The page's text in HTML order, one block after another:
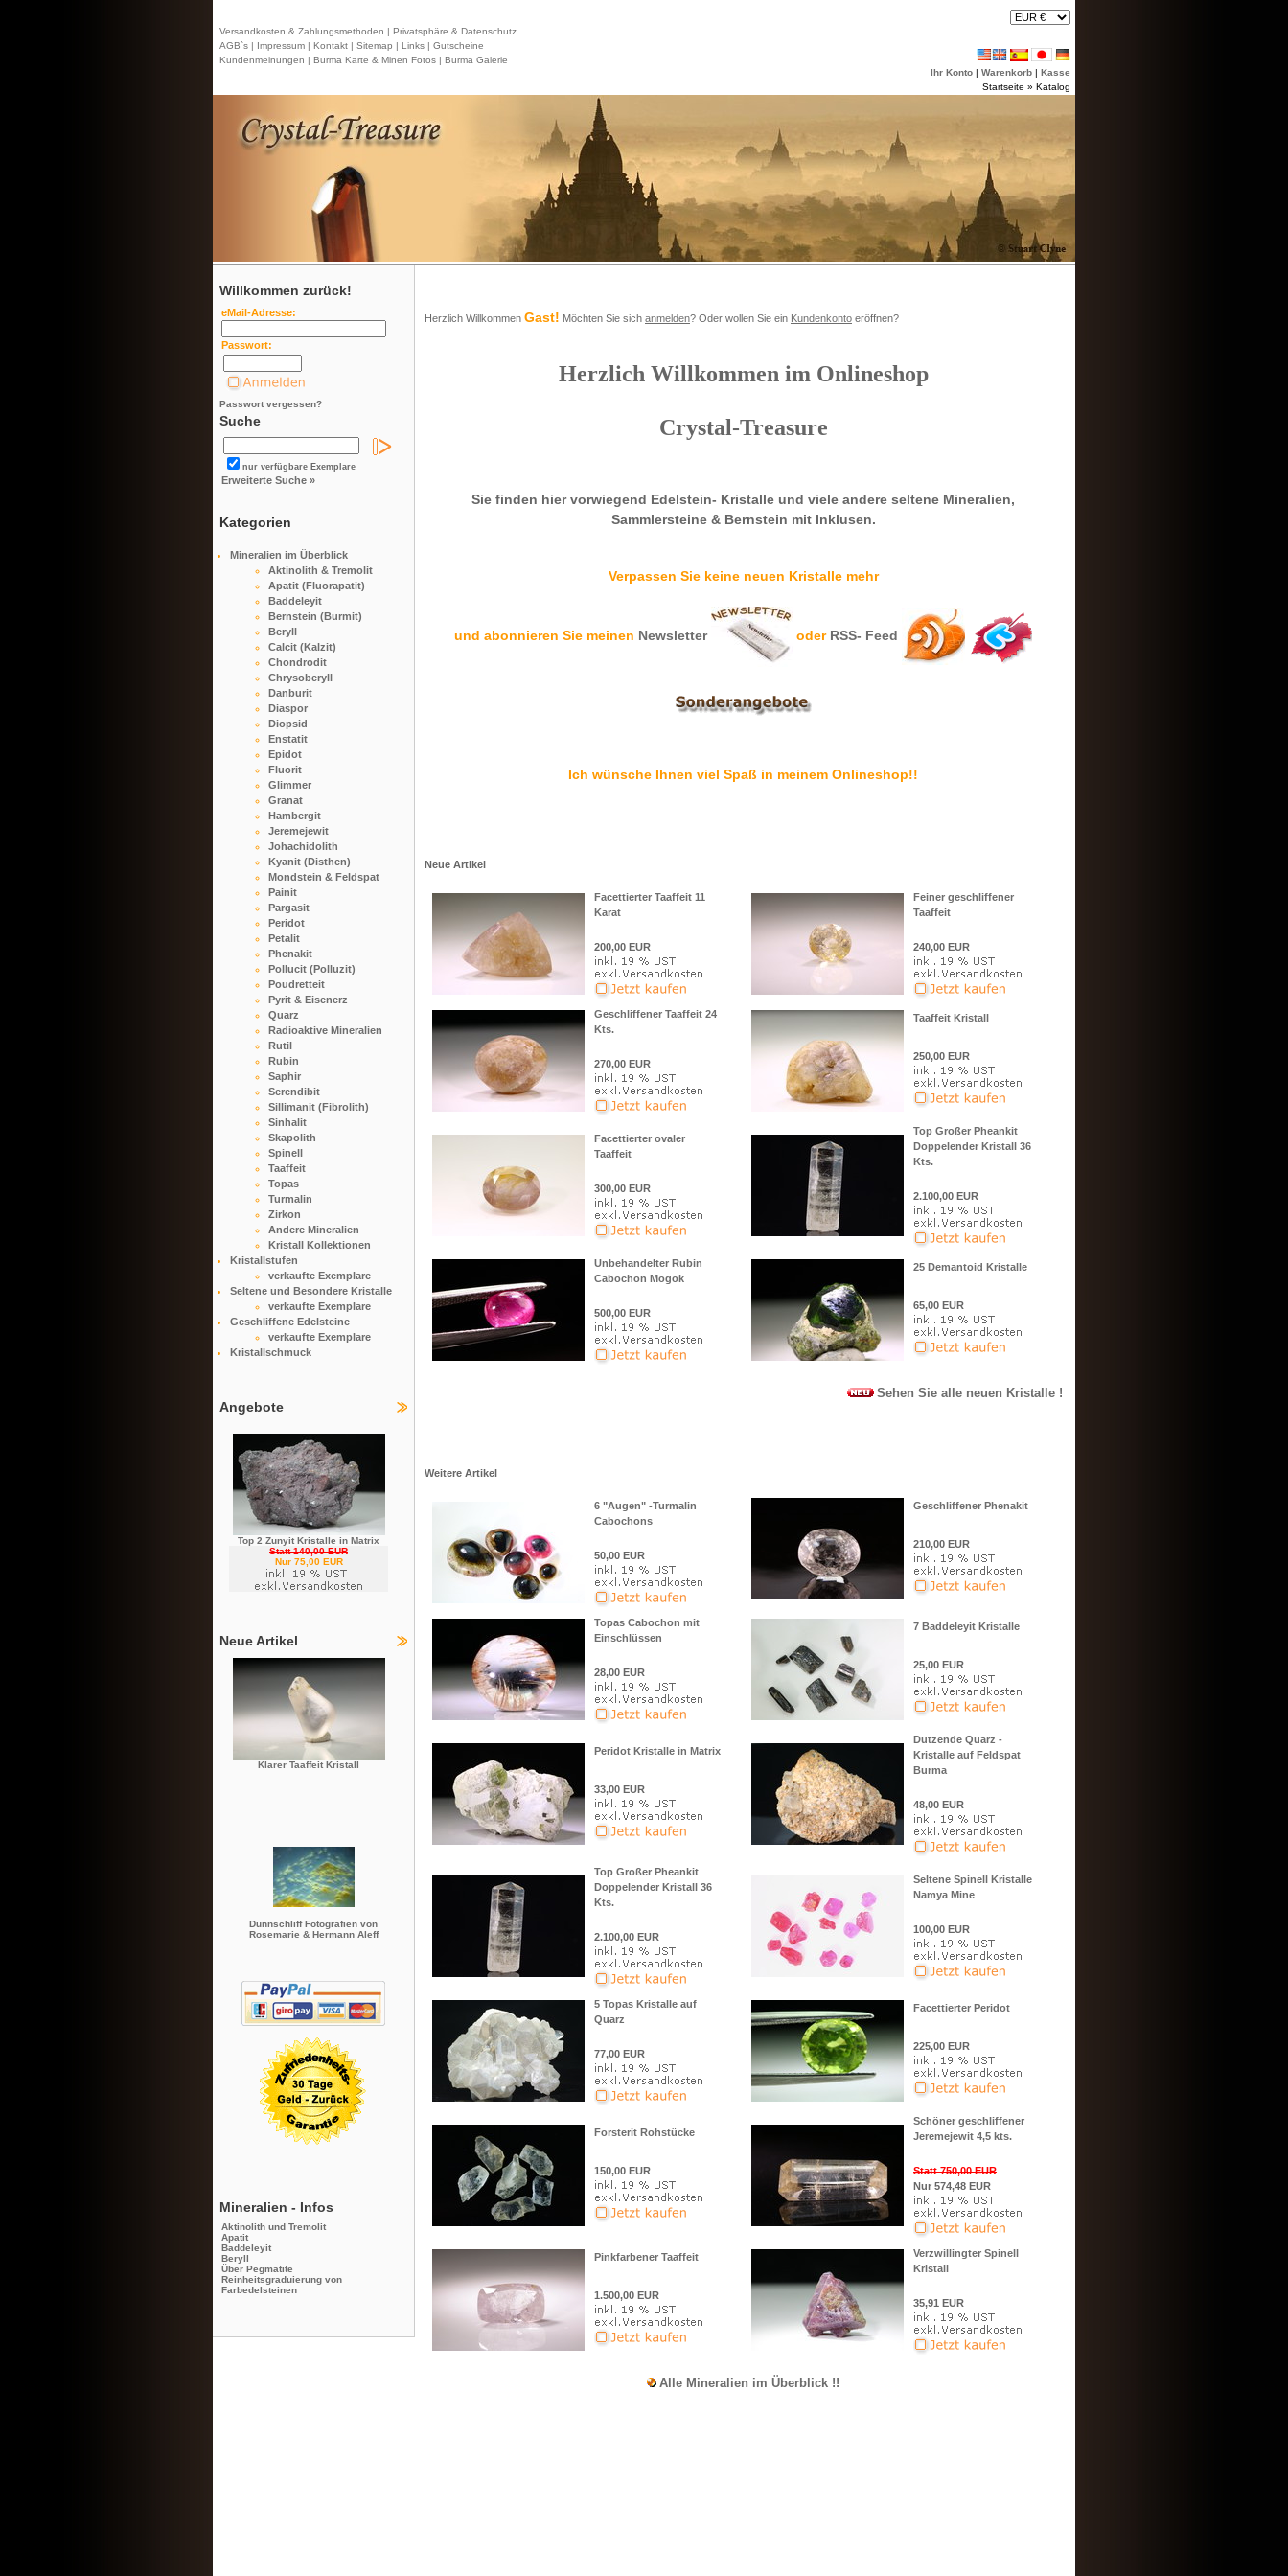
Versandkosten & Zahlungsmethoden | Privatsphäre & Datenschutz
AGB`s | Impressum | Kontakt | Sitemap | Links | Gutscheine
Kundenmeinungen | Burma Karte & Minen Fotos | Burma Galerie
Ihr Konto | Warenkorb | Kasse
Startseite » Katalog
Willkommen zurück!
eMail-Adresse:
Passwort:
Passwort vergessen?
Suche
nur verfügbare Exemplare
Erweiterte Suche »
Kategorien
Mineralien im Überblick
Aktinolith & Tremolit
Apatit (Fluorapatit)
Baddeleyit
Bernstein (Burmit)
Beryll
Calcit (Kalzit)
Chondrodit
Chrysoberyll
Danburit
Diaspor
Diopsid
Enstatit
Epidot
Fluorit
Glimmer
Granat
Hambergit
Jeremejewit
Johachidolith
Kyanit (Disthen)
Mondstein & Feldspat
Painit
Pargasit
Peridot
Petalit
Phenakit
Pollucit (Polluzit)
Poudretteit
Pyrit & Eisenerz
Quarz
Radioaktive Mineralien
Rutil
Rubin
Saphir
Serendibit
Sillimanit (Fibrolith)
Sinhalit
Skapolith
Spinell
Taaffeit
Topas
Turmalin
Zirkon
Andere Mineralien
Kristall Kollektionen
Kristallstufen
verkaufte Exemplare
Seltene und Besondere Kristalle
verkaufte Exemplare
Geschliffene Edelsteine
verkaufte Exemplare
Kristallschmuck
Angebote
Top 2 Zunyit Kristalle in Matrix
Statt 140,00 EUR
Nur 75,00 EUR
Neue Artikel
Klarer Taaffeit Kristall
Dünnschliff Fotografien von
Rosemarie & Hermann Aleff
Mineralien - Infos
Aktinolith und Tremolit
Apatit
Baddeleyit
Beryll
Über Pegmatite
Reinheitsgraduierung von
Farbedelsteinen
Herzlich Willkommen Gast! Möchten Sie sich anmelden? Oder wollen Sie ein Kundenkonto eröffnen?
Herzlich Willkommen im Onlineshop
Crystal-Treasure
Sie finden hier vorwiegend Edelstein- Kristalle und viele andere seltene Mineralien,
Sammlersteine & Bernstein mit Inklusen.
Verpassen Sie keine neuen Kristalle mehr
und abonnieren Sie meinen Newsletter oder RSS- Feed
Ich wünsche Ihnen viel Spaß in meinem Onlineshop!!
Neue Artikel
Facettierter Taaffeit 11
Karat
200,00 EUR
Feiner geschliffener
Taaffeit
240,00 EUR
Geschliffener Taaffeit 24
Kts.
270,00 EUR
Taaffeit Kristall
250,00 EUR
Facettierter ovaler
Taaffeit
300,00 EUR
Top Großer Pheankit
Doppelender Kristall 36
Kts.
2.100,00 EUR
Unbehandelter Rubin
Cabochon Mogok
500,00 EUR
25 Demantoid Kristalle
65,00 EUR
Sehen Sie alle neuen Kristalle !!
Weitere Artikel
6 "Augen" -Turmalin
Cabochons
50,00 EUR
Geschliffener Phenakit
210,00 EUR
Topas Cabochon mit
Einschlüssen
28,00 EUR
7 Baddeleyit Kristalle
25,00 EUR
Peridot Kristalle in Matrix
33,00 EUR
Dutzende Quarz -
Kristalle auf Feldspat
Burma
48,00 EUR
Top Großer Pheankit
Doppelender Kristall 36
Kts.
2.100,00 EUR
Seltene Spinell Kristalle
Namya Mine
100,00 EUR
5 Topas Kristalle auf
Quarz
77,00 EUR
Facettierter Peridot
225,00 EUR
Forsterit Rohstücke
150,00 EUR
Schöner geschliffener
Jeremejewit 4,5 kts.
Statt 750,00 EUR
Nur 574,48 EUR
Pinkfarbener Taaffeit
1.500,00 EUR
Verzwillingter Spinell
Kristall
35,91 EUR
Alle Mineralien im Überblick !!